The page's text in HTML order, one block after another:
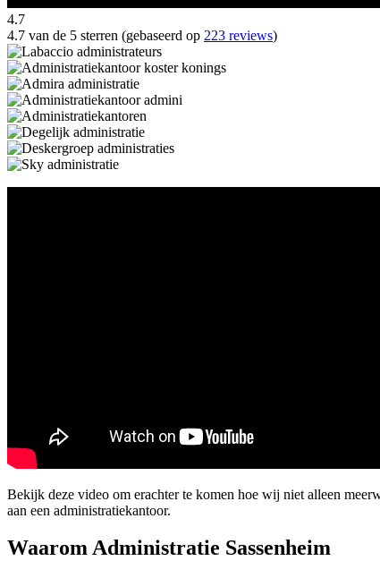
4.7
4.7 van de 5 sterren (gebaseerd op 223 reviews)
Bekijk deze video om erachter te komen hoe wij niet alleen
aan een administratiekantoor.
Waarom Administratie Sassenheim